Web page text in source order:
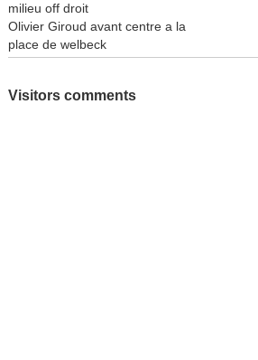
milieu off droit
Olivier Giroud avant centre a la
place de welbeck
Visitors comments